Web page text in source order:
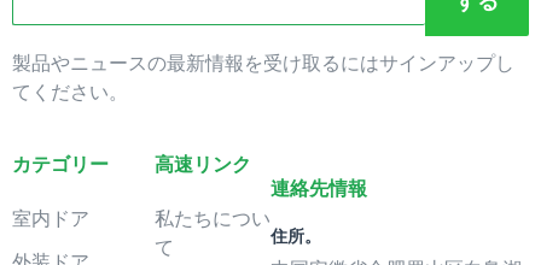
製品やニュースの最新情報を受け取るにはサインアップし
てください。
カテゴリー
室内ドア
高速リンク
私たちについ
て
連絡先情報
住所。